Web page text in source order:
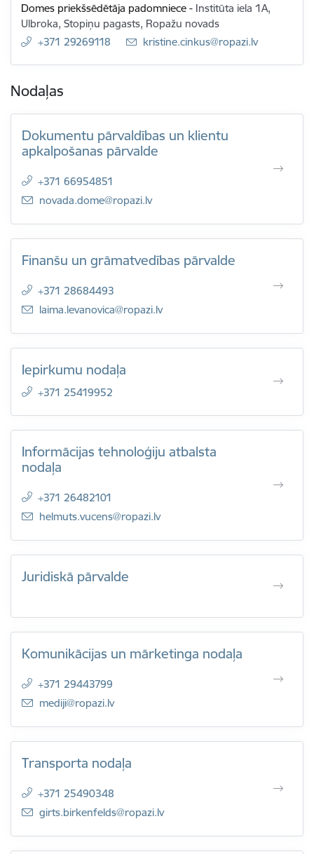
Domes priekšsēdētāja padomniece - Institūta iela 1A,
Ulbroka, Stopiņu pagasts, Ropažu novads
+371 29269118
E-pasts:
kristine.cinkus@ropazi.lv
Nodaļas
Dokumentu pārvaldības un klientu
apkalpošanas pārvalde
+371 66954851
E-pasts:
novada.dome@ropazi.lv
Finanšu un grāmatvedības pārvalde
+371 28684493
E-pasts:
laima.levanovica@ropazi.lv
Iepirkumu nodaļa
+371 25419952
Informācijas tehnoloģiju atbalsta
nodaļa
+371 26482101
E-pasts:
helmuts.vucens@ropazi.lv
Juridiskā pārvalde
Komunikācijas un mārketinga nodaļa
+371 29443799
E-pasts:
mediji@ropazi.lv
Transporta nodaļa
+371 25490348
E-pasts:
girts.birkenfelds@ropazi.lv